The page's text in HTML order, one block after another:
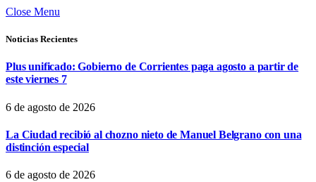
Close Menu
Noticias Recientes
Plus unificado: Gobierno de Corrientes paga agosto a partir de
este viernes 7
6 de agosto de 2026
La Ciudad recibió al chozno nieto de Manuel Belgrano con una
distinción especial
6 de agosto de 2026